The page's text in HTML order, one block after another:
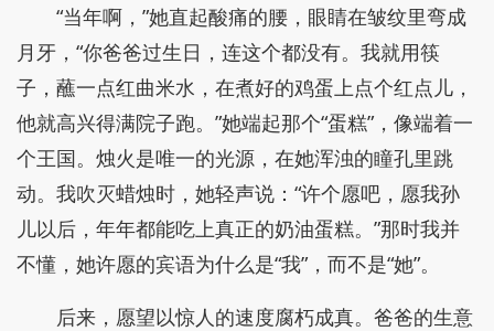
“当年啊，”她直起酸痛的腰，眼睛在皱纹里弯成
月牙，“你爸爸过生日，连这个都没有。我就用筷
子，蘸一点红曲米水，在煮好的鸡蛋上点个红点儿，
他就高兴得满院子跑。”她端起那个“蛋糕”，像端着一
个王国。烛火是唯一的光源，在她浑浊的瞳孔里跳
动。我吹灭蜡烛时，她轻声说：“许个愿吧，愿我孙
儿以后，年年都能吃上真正的奶油蛋糕。”那时我并
不懂，她许愿的宾语为什么是“我”，而不是“她”。
后来，愿望以惊人的速度腐朽成真。爸爸的生意